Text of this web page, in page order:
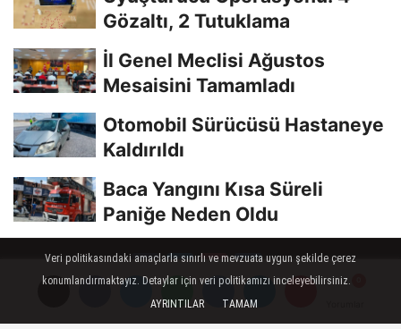
Gözaltı, 2 Tutuklama
İl Genel Meclisi Ağustos
Mesaisini Tamamladı
Otomobil Sürücüsü Hastaneye
Kaldırıldı
Baca Yangını Kısa Süreli
Paniğe Neden Oldu
Çerez Politikası
Veri politikasındaki amaçlarla sınırlı ve mevzuata uygun şekilde çerez
konumlandırmaktayız. Detaylar için veri politikamızı inceleyebilirsiniz.
AYRINTILAR
TAMAM